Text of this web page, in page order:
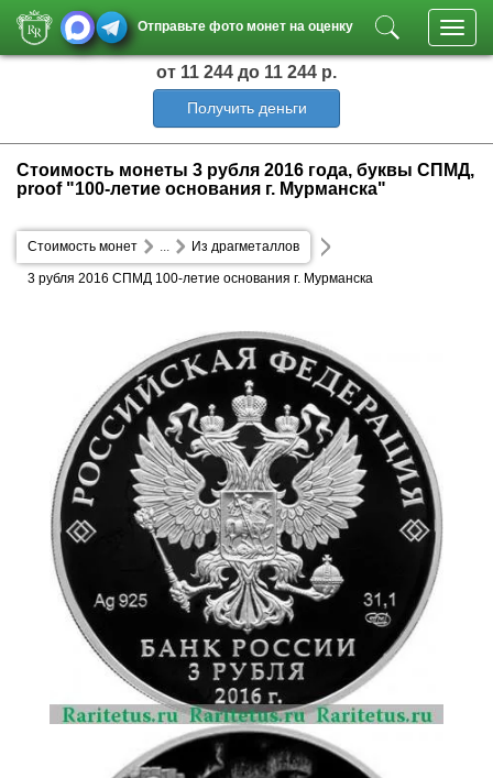
Отправьте фото монет на оценку
от 11 244 до 11 244 р.
Получить деньги
Стоимость монеты 3 рубля 2016 года, буквы СПМД,
proof "100-летие основания г. Мурманска"
Стоимость монет Из драгметаллов
...
3 рубля 2016 СПМД 100-летие основания г. Мурманска